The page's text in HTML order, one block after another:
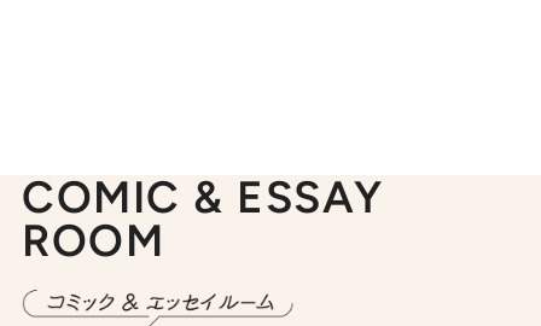
COMIC & ESSAY
ROOM